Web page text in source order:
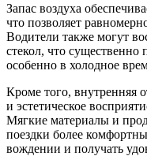
Запас воздуха
что позволяет
Водители также могут
стекол, что существенно
особенно в холодное
Кроме того, внутренняя
и эстетическое
Мягкие материалы и
поездки более
вождении и получать